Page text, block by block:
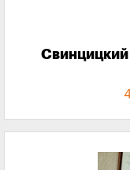
Свинцицкий